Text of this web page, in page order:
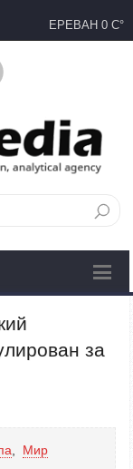
ЕРЕВАН 0 C°
за
Mир